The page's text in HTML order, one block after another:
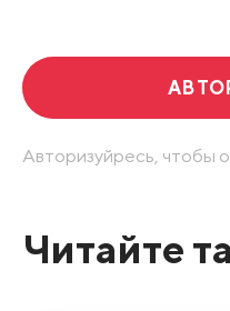
Авторизуйресь, чтобы
Читайте